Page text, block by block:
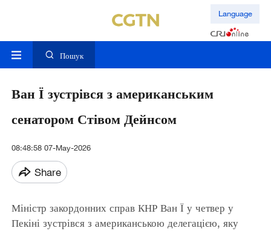
Language
Пошук
Ван Ї зустрівся з американським
сенатором Стівом Дейнсом
08:48:58 07-May-2026
Share
Міністр закордонних справ КНР Ван Ї у четвер у
Пекіні зустрівся з американською делегацією, яку